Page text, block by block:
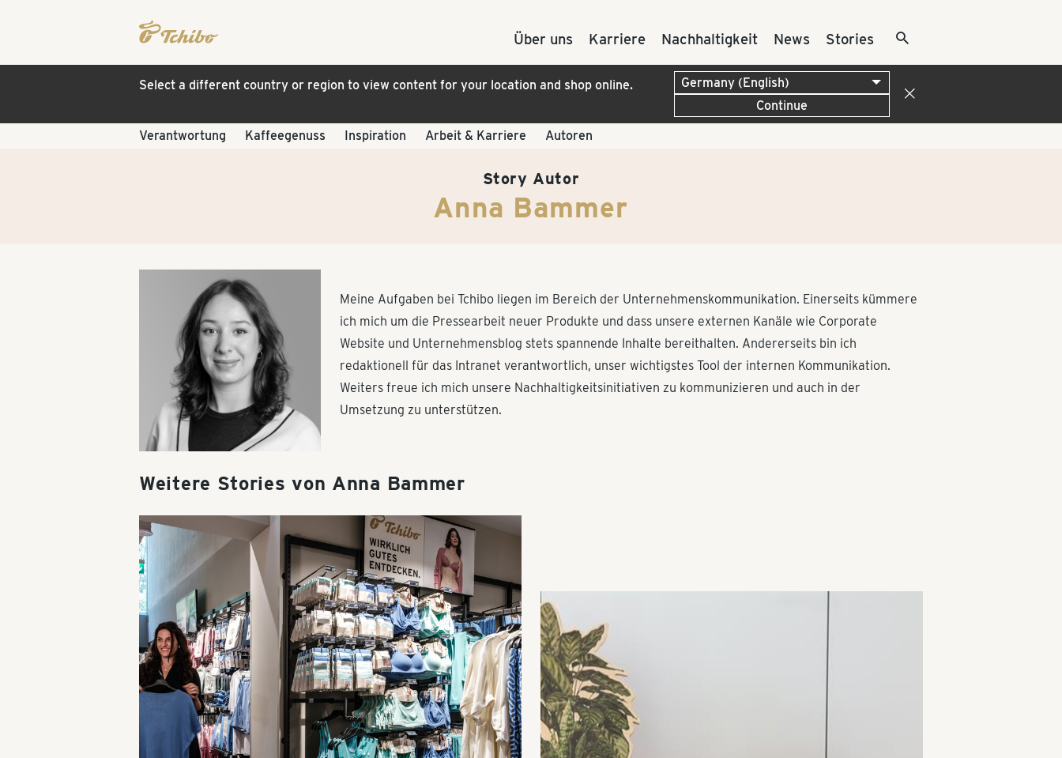
Über uns Karriere Nachhaltigkeit News Stories
Select a different country or region to view content for your location and shop online.
Continue
Verantwortung
Kaffeegenuss Inspiration Arbeit & Karriere Autoren
Story Autor
Anna Bammer
Meine Aufgaben bei Tchibo liegen im Bereich der Unternehmenskommunikation. Einerseits kümmere
ich mich um die Pressearbeit neuer Produkte und dass unsere externen Kanäle wie Corporate
Website und Unternehmensblog stets spannende Inhalte bereithalten. Andererseits bin ich
redaktionell für das Intranet verantwortlich, unser wichtigstes Tool der internen Kommunikation.
Weiters freue ich mich unsere Nachhaltigkeitsinitiativen zu kommunizieren und auch in der
Umsetzung zu unterstützen.
Weitere Stories von Anna Bammer